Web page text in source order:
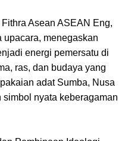
Asean ASEAN Eng,
menegaskan
energi pemersatu di
ras, dan budaya yang
adat Sumba, Nusa
simbol nyata keberagaman